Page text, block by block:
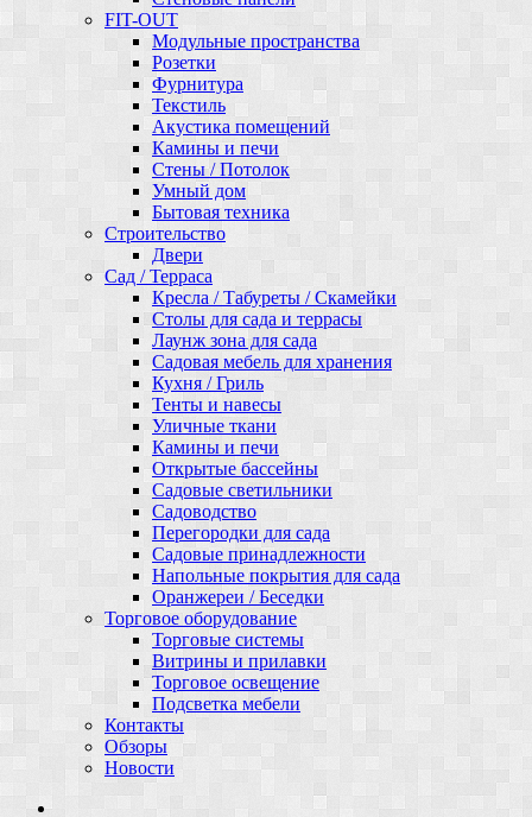
FIT-OUT
Модульные пространства
Розетки
Фурнитура
Текстиль
Акустика помещений
Камины и печи
Стены / Потолок
Умный дом
Бытовая техника
Строительство
Двери
Сад / Терраса
Кресла / Табуреты / Скамейки
Столы для сада и террасы
Лаунж зона для сада
Садовая мебель для хранения
Кухня / Гриль
Тенты и навесы
Уличные ткани
Камины и печи
Открытые бассейны
Садовые светильники
Садоводство
Перегородки для сада
Садовые принадлежности
Напольные покрытия для сада
Оранжереи / Беседки
Торговое оборудование
Торговые системы
Витрины и прилавки
Торговое освещение
Подсветка мебели
Контакты
Обзоры
Новости